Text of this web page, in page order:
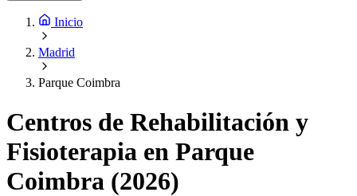
Inicio
Madrid
Parque Coimbra
Centros de Rehabilitación y
Fisioterapia en Parque
Coimbra (2026)